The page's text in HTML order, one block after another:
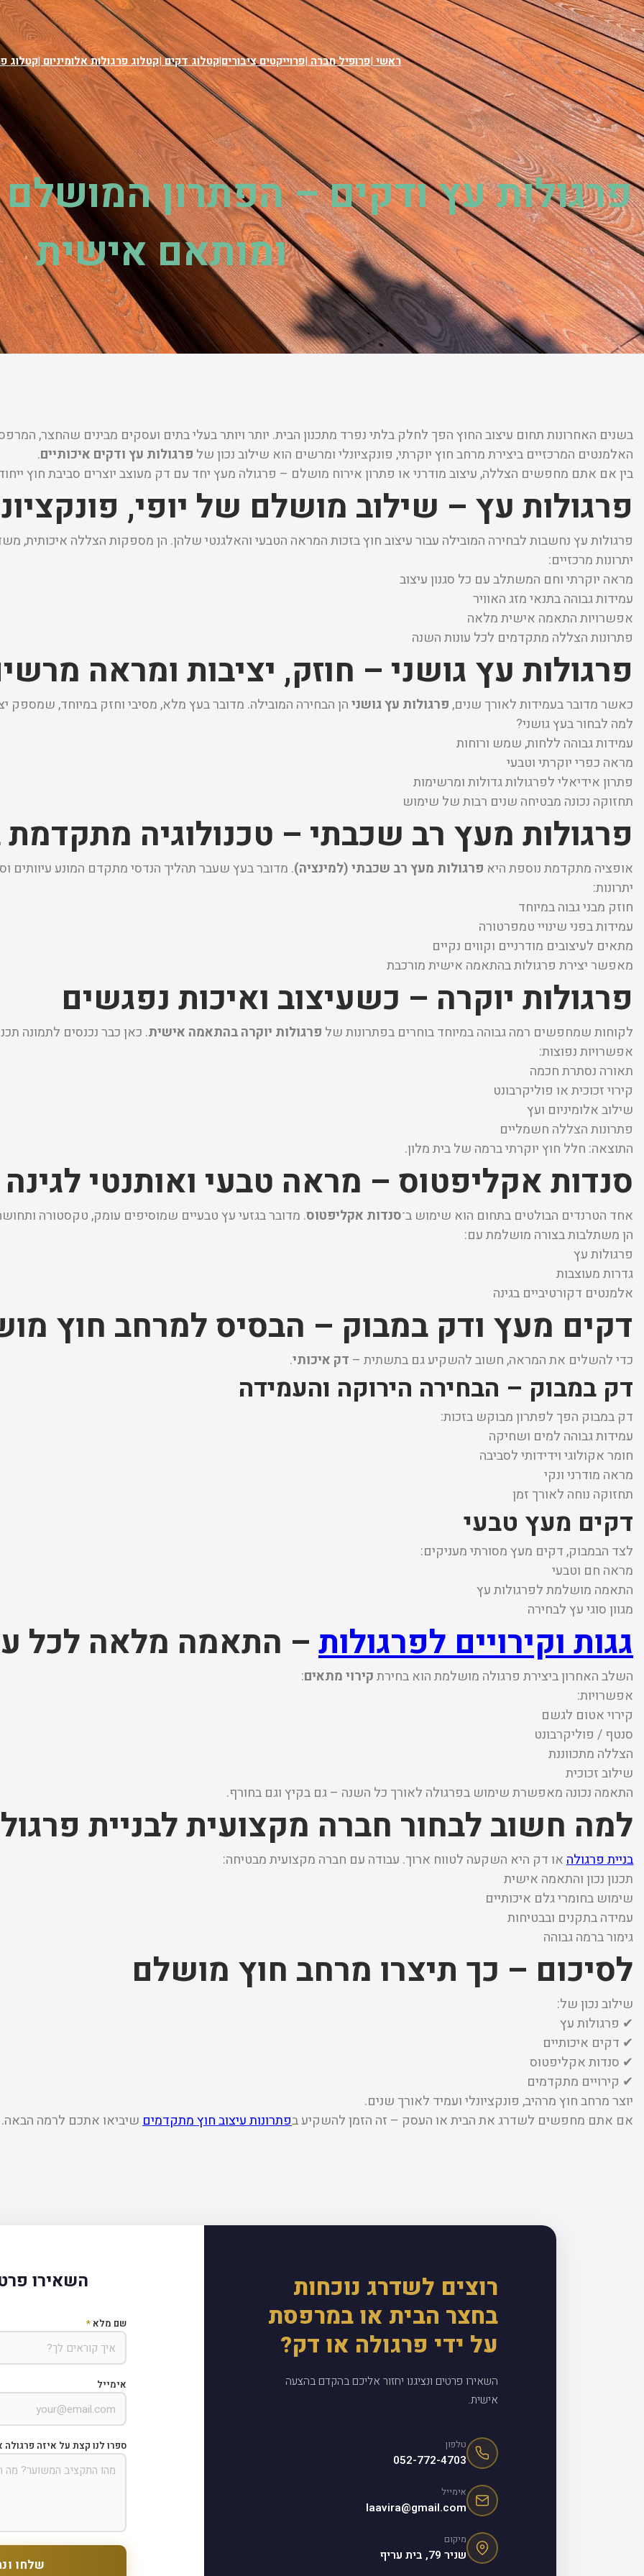
לדלג
לתוכן
ראשי|פרופיל חברה|פרוייקטים ציבורים|קטלוג דקים|קטלוג פרגולות אלומיניום |קטלוג
פרגולות עץ ודקים – הפתרון המושלם
ומותאם אישית
בשנים האחרונות תחום עיצוב החוץ הפך לחלק בלתי נפרד מתכנון הבית. יותר ויותר בעלי בתים ועסקים מבינים שהחצר,
האלמנטים המרכזיים ביצירת מרחב חוץ יוקרתי, פונקציונלי ומרשים הוא שילוב נכון של פרגולות עץ ודקים איכותיים.
בין אם אתם מחפשים הצללה, עיצוב מודרני או פתרון אירוח מושלם – פרגולה מעץ יחד עם דק מעוצב יוצרים סביבת חוץ
פרגולות עץ – שילוב מושלם של יופי,
פרגולות עץ נחשבות לבחירה המובילה עבור עיצוב חוץ בזכות המראה הטבעי והאלגנטי שלהן. הן מספקות הצללה איכותית,
יתרונות מרכזיים:
מראה יוקרתי וחם המשתלב עם כל סגנון עיצוב
עמידות גבוהה בתנאי מזג האוויר
אפשרויות התאמה אישית מלאה
פתרונות הצללה מתקדמים לכל עונות השנה
פרגולות עץ גושני – חוזק, יציבות ומראה
כאשר מדובר בעמידות לאורך שנים,פרגולות עץ גושניהן הבחירה המובילה. מדובר בעץ מלא, מסיבי וחזק במיוחד, שמספק
למה לבחור בעץ גושני?
עמידות גבוהה ללחות, שמש ורוחות
מראה כפרי יוקרתי וטבעי
פתרון אידיאלי לפרגולות גדולות ומרשימות
תחזוקה נכונה מבטיחה שנים רבות של שימוש
פרגולות מעץ רב שכבתי – טכנולוגיה מתקדמת
אופציה מתקדמת נוספת היא פרגולות מעץ רב שכבתי (למינציה). מדובר בעץ שעבר תהליך הנדסי מתקדם המונע עיוותים
יתרונות:
חוזק מבני גבוה במיוחד
עמידות בפני שינויי טמפרטורה
מתאים לעיצובים מודרניים וקווים נקיים
מאפשר יצירת פרגולות בהתאמה אישית מורכבת
פרגולות יוקרה – כשעיצוב ואיכות נפגשים
לקוחות שמחפשים רמה גבוהה במיוחד בוחרים בפתרונות של פרגולות יוקרה בהתאמה אישית. כאן כבר נכנסים לתמונה
אפשרויות נפוצות:
תאורה נסתרת חכמה
קירוי זכוכית או פוליקרבונט
שילוב אלומיניום ועץ
פתרונות הצללה חשמליים
התוצאה: חלל חוץ יוקרתי ברמה של בית מלון.
סנדות אקליפטוס – מראה טבעי ואותנטי לגינה
אחד הטרנדים הבולטים בתחום הוא שימוש ב־סנדות אקליפטוס. מדובר בגזעי עץ טבעיים שמוסיפים עומק, טקסטורה
הן משתלבות בצורה מושלמת עם:
פרגולות עץ
גדרות מעוצבות
אלמנטים דקורטיביים בגינה
דקים מעץ ודק במבוק – הבסיס למרחב חוץ
כדי להשלים את המראה, חשוב להשקיע גם בתשתית – דק איכותי.
דק במבוק – הבחירה הירוקה והעמידה
דק במבוק הפך לפתרון מבוקש בזכות:
עמידות גבוהה למים ושחיקה
חומר אקולוגי וידידותי לסביבה
מראה מודרני ונקי
תחזוקה נוחה לאורך זמן
דקים מעץ טבעי
לצד הבמבוק, דקים מעץ מסורתי מעניקים:
מראה חם וטבעי
התאמה מושלמת לפרגולות עץ
מגוון סוגי עץ לבחירה
גגות וקירויים לפרגולות– התאמה מלאה לכל
השלב האחרון ביצירת פרגולה מושלמת הוא בחירתקירוי מתאים:
אפשרויות:
קירוי אטום לגשם
סנטף / פוליקרבונט
הצללה מתכווננת
שילוב זכוכית
התאמה נכונה מאפשרת שימוש בפרגולה לאורך כל השנה – גם בקיץ וגם בחורף.
למה חשוב לבחור חברה מקצועית לבניית
בניית פרגולהאו דק היא השקעה לטווח ארוך. עבודה עם חברה מקצועית מבטיחה:
תכנון נכון והתאמה אישית
שימוש בחומרי גלם איכותיים
עמידה בתקנים ובבטיחות
גימור ברמה גבוהה
לסיכום – כך תיצרו מרחב חוץ מושלם
שילוב נכון של:
✔ פרגולות עץ
✔ דקים איכותיים
✔ סנדות אקליפטוס
✔ קירויים מתקדמים
יוצר מרחב חוץ מרהיב, פונקציונלי ועמיד לאורך שנים.
אם אתם מחפשים לשדרג את הבית או העסק – זה הזמן להשקיע בפתרונות עיצוב חוץ מתקדמיםשיביאו אתכם לרמה הבאה.
רוצים לשדרג נוכחות
בחצר הבית או במרפסת
על ידי פרגולה או דק?
השאירו פרטים ונציגנו יחזור אליכם בהקדם בהצעה
אישית.
טלפון
052-772-4703
אימייל
laavira@gmail.com
מיקום
שניר 79, בית עריף
השאירו
שם מלא *
אימייל
ספרו לנו קצת על איזה פרגולה
שלחו